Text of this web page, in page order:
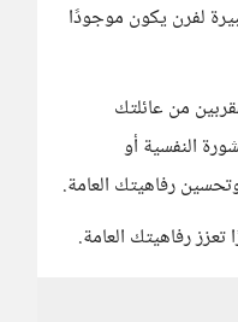
لفرن يكون موجودًا
من عائلتك
النفسية أو
رفاهيتك العامة.
تعزز رفاهيتك العامة.